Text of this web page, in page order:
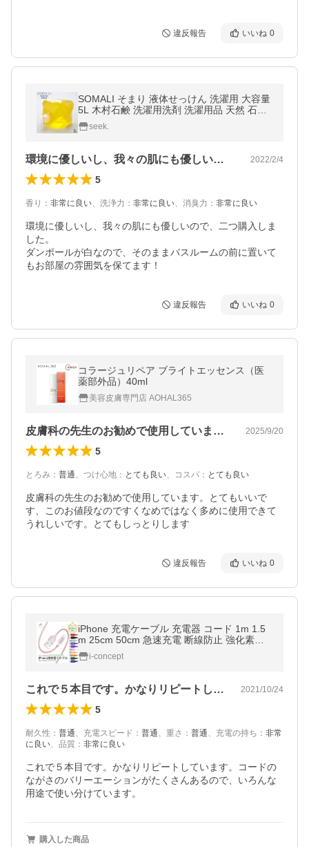
違反報告 いいね 0
SOMALI そまり 液体せっけん 洗濯用 大容量
5L 木村石鹸 洗濯用洗剤 洗濯用品 天然 石け
ん 石鹸 せっけん 日本製 オーガニック
seek.
環境に優しいし、我々の肌にも優しいので… 2022/2/4
5
香り ： 非常に良い、 洗浄力 ： 非常に良い、 消臭力 ： 非常に良い
環境に優しいし、我々の肌にも優しいので、二つ購入しま
した。
ダンポールが白なので、そのままバスルームの前に置いて
もお部屋の雰囲気を保てます！
違反報告 いいね 0
コラージュリペア ブライトエッセンス（医
薬部外品）40ml
美容皮膚専門店 AOHAL365
皮膚科の先生のお勧めで使用しています。… 2025/9/20
5
とろみ ： 普通、 つけ心地 ： とても良い、 コスパ ： とても良い
皮膚科の先生のお勧めで使用しています。とてもいいで
す、このお値段なのですくなめではなく多めに使用できて
うれしいです。とてもしっとりします
違反報告 いいね 0
iPhone 充電ケーブル 充電器 コード 1m 1.5
m 25cm 50cm 急速充電 断線防止 強化素材 i
Phone14 13 12 se2 iPhone各種 モバイルバ
ッテリー planetcord セール
i-concept
これで５本目です。かなりリピートしてい… 2021/10/24
5
耐久性 ： 普通、 充電スピード ： 普通、 重さ ： 普通、 充電の持ち ： 非常
に良い、 品質 ： 非常に良い
これで５本目です。かなりリピートしています。コードの
ながさのバリーエーションがたくさんあるので、いろんな
用途で使い分けています。
購入した商品